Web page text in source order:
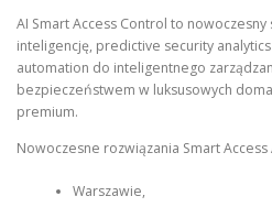
AI Smart Access Control to
inteligencję, predictive security
automation do inteligentnego
bezpieczeństwem w luksusowych
premium.
Nowoczesne rozwiązania Smart Access
Warszawie,